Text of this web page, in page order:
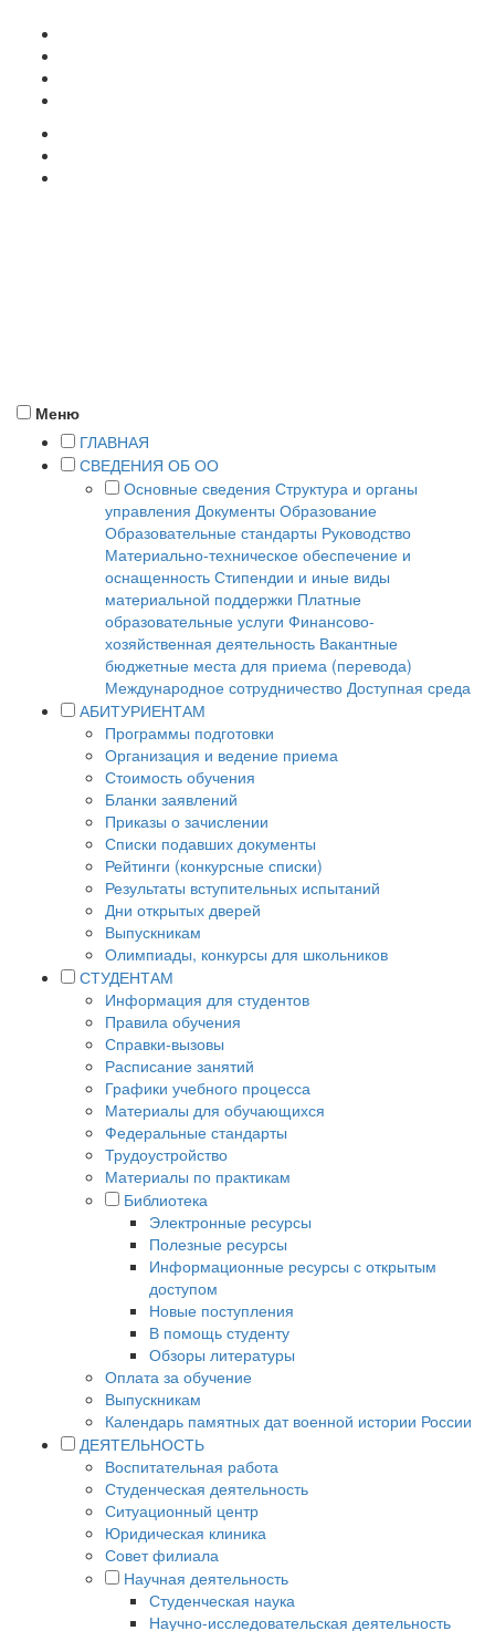
Меню
ГЛАВНАЯ
СВЕДЕНИЯ ОБ ОО
Основные сведения Структура и органы
управления Документы Образование
Образовательные стандарты Руководство
Материально-техническое обеспечение и
оснащенность Стипендии и иные виды
материальной поддержки Платные
образовательные услуги Финансово-
хозяйственная деятельность Вакантные
бюджетные места для приема (перевода)
Международное сотрудничество Доступная среда
АБИТУРИЕНТАМ
Программы подготовки
Организация и ведение приема
Стоимость обучения
Бланки заявлений
Приказы о зачислении
Списки подавших документы
Рейтинги (конкурсные списки)
Результаты вступительных испытаний
Дни открытых дверей
Выпускникам
Олимпиады, конкурсы для школьников
СТУДЕНТАМ
Информация для студентов
Правила обучения
Справки-вызовы
Расписание занятий
Графики учебного процесса
Материалы для обучающихся
Федеральные стандарты
Трудоустройство
Материалы по практикам
Библиотека
Электронные ресурсы
Полезные ресурсы
Информационные ресурсы с открытым
доступом
Новые поступления
В помощь студенту
Обзоры литературы
Оплата за обучение
Выпускникам
Календарь памятных дат военной истории России
ДЕЯТЕЛЬНОСТЬ
Воспитательная работа
Студенческая деятельность
Ситуационный центр
Юридическая клиника
Совет филиала
Научная деятельность
Студенческая наука
Научно-исследовательская деятельность